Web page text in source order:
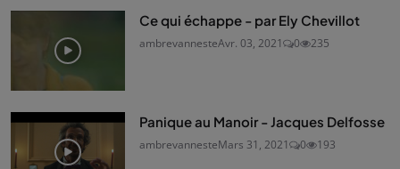
Ce qui échappe - par Ely Chevillot
ambrevannesteAvr. 03, 2021 0 235
Panique au Manoir - Jacques Delfosse
ambrevannesteMars 31, 2021 0 193